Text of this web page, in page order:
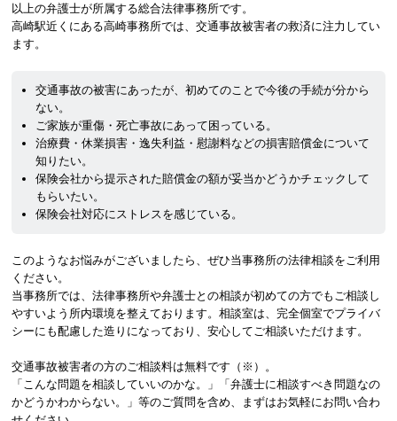
以上の弁護士が所属する総合法律事務所です。
高崎駅近くにある高崎事務所では、交通事故被害者の救済に注力してい
ます。
交通事故の被害にあったが、初めてのことで今後の手続が分から
ない。
ご家族が重傷・死亡事故にあって困っている。
治療費・休業損害・逸失利益・慰謝料などの損害賠償金について
知りたい。
保険会社から提示された賠償金の額が妥当かどうかチェックして
もらいたい。
保険会社対応にストレスを感じている。
このようなお悩みがございましたら、ぜひ当事務所の法律相談をご利用
ください。
当事務所では、法律事務所や弁護士との相談が初めての方でもご相談し
やすいよう所内環境を整えております。相談室は、完全個室でプライバ
シーにも配慮した造りになっており、安心してご相談いただけます。
交通事故被害者の方のご相談料は無料です（※）。
「こんな問題を相談していいのかな。」「弁護士に相談すべき問題なの
かどうかわからない。」等のご質問を含め、まずはお気軽にお問い合わ